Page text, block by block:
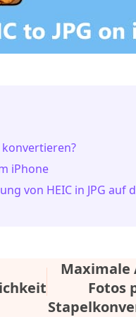
konvertieren?
iPhone
von HEIC in JPG auf
Maximale
Fotos